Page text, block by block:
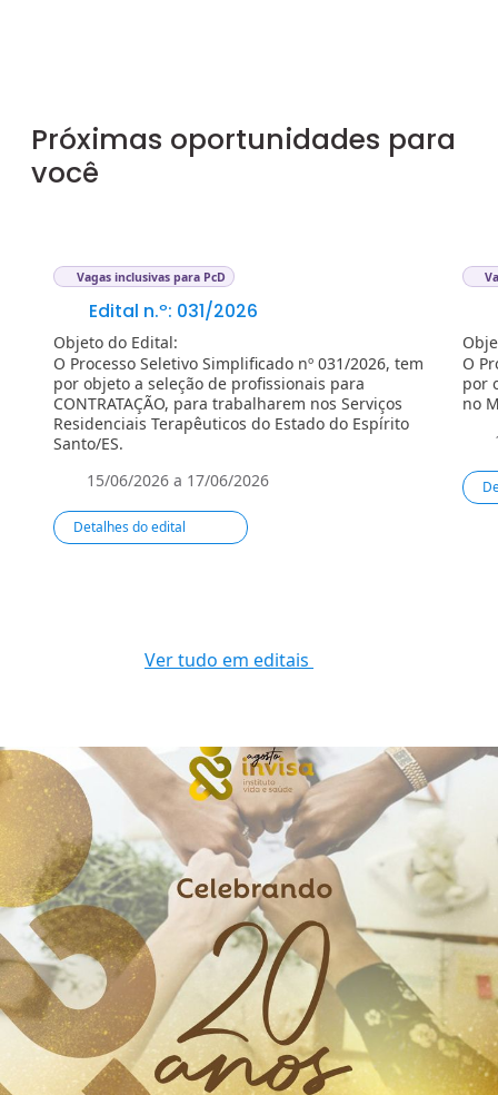
Próximas oportunidades para
você
Vagas inclusivas para PcD
Edital n.º: 031/2026
Objeto do Edital:
O Processo Seletivo Simplificado nº 031/2026, tem
por objeto a seleção de profissionais para
CONTRATAÇÃO, para trabalharem nos Serviços
Residenciais Terapêuticos do Estado do Espírito
Santo/ES.
15/06/2026 a 17/06/2026
Detalhes do edital
O
por
no
Ver tudo em editais